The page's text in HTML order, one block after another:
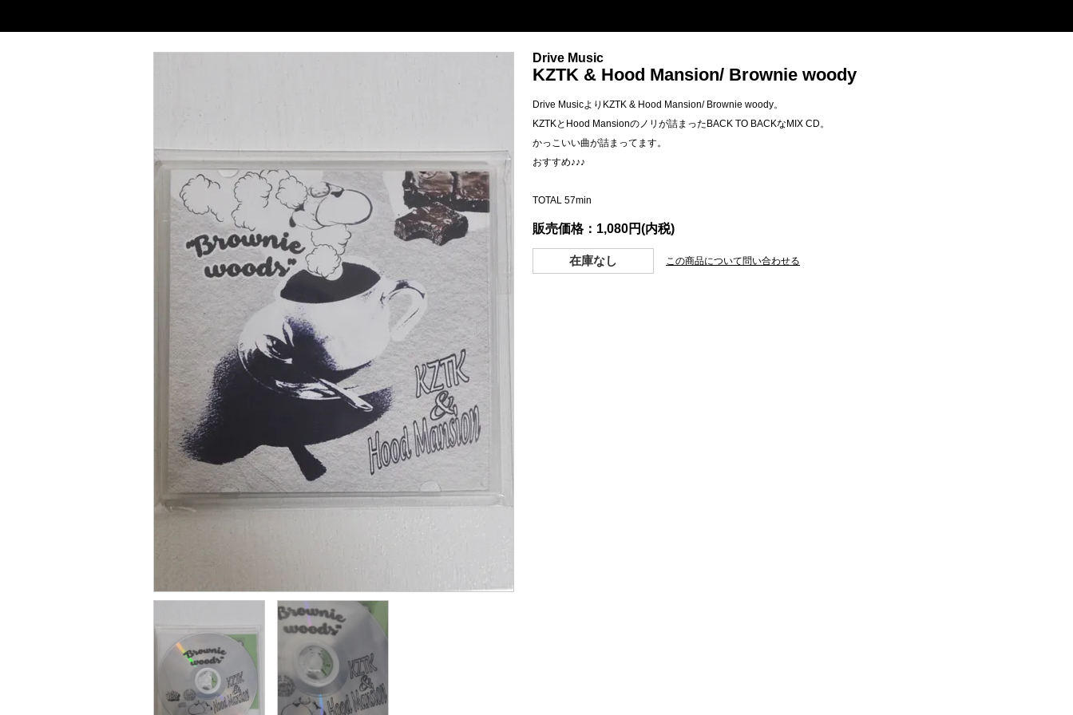
Drive Music
KZTK & Hood Mansion/ Brownie woody
Drive MusicよりKZTK & Hood Mansion/ Brownie woody。
KZTKとHood Mansionのノリが詰まったBACK TO BACKなMIX CD。
かっこいい曲が詰まってます。
おすすめ♪♪♪
TOTAL 57min
販売価格：1,080円(内税)
在庫なし この商品について問い合わせる